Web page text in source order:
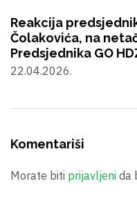
Reakcija
Čolakovića, na
Predsjednika GO
22.04.2026.
Komentariši
Morate biti prijavljeni da